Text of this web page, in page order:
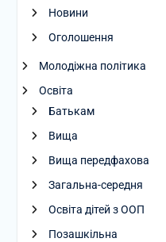
Новини
Оголошення
Молодіжна політика
Освіта
Батькам
Вища
Вища передфахова
Загальна-середня
Освіта дітей з ООП
Позашкільна